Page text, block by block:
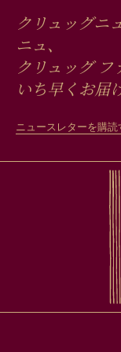
クリュッグ
ニュ、
クリュッグ
いち早くお届
ニュースレターを購読